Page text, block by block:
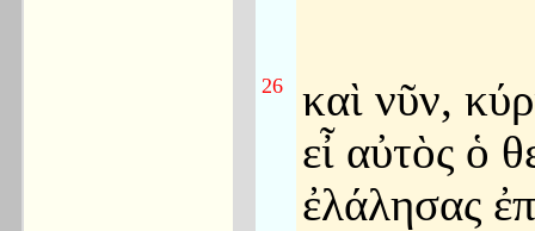
26
καὶ νῦν,
εἶ αὐτὸς ὁ
ἐλάλησας